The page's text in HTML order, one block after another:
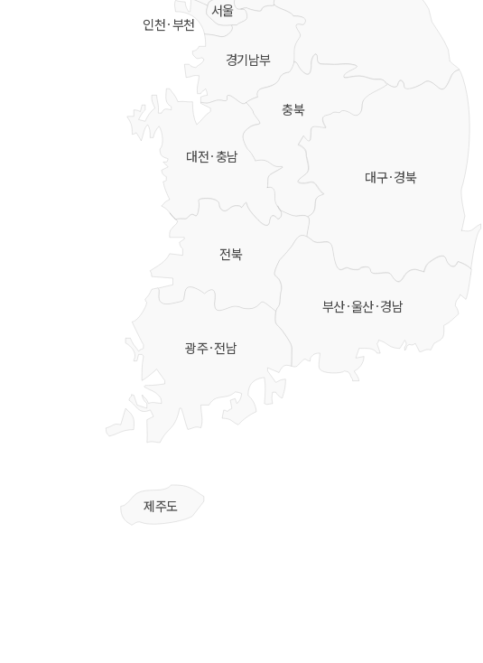
충북
대전·충남
대구·경북
부산·울산·경남
전북
광주·전남
제주도
경기남부
서울
인천·부천